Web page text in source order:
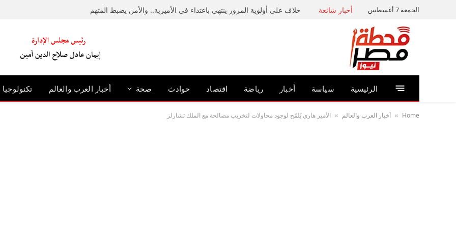
الجمعة 7 أغسطس أخبار شائعة خلاف على أولوية المرور ينتهي باعتداء في الأميرية.. والأمن يضبط المتهم
الرئيسية سياسة أخبار رياضة اقتصاد حوادث صحة أخبار العرب والعالم تكنولوجيا
Home
» أخبار العرب والعالم » الأمير هاري يُلمّح لوجود محاولات لتخريب مصالحة مع الملك تشارلز